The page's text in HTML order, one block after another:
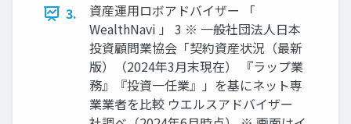
3.
資産運用ロボアドバイザー 「
WealthNavi 」 3 ※ ⼀般社団法⼈⽇本
投資顧問業協会「契約資産状況（最新
版）（2024年3⽉末現在） 『ラップ業
務』『投資⼀任業』」を基にネット専
業業者を⽐較 ウエルスアドバイザー